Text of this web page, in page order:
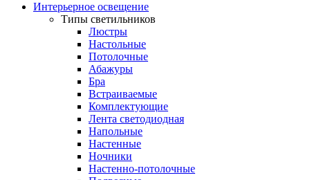
Интерьерное освещение
Типы светильников
Люстры
Настольные
Потолочные
Абажуры
Бра
Встраиваемые
Комплектующие
Лента светодиодная
Напольные
Настенные
Ночники
Настенно-потолочные